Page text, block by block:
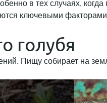
в тех случаях,
ключевыми
голубя
Пищу собирает на